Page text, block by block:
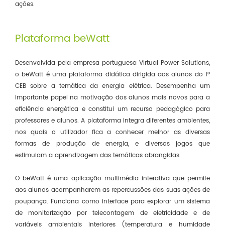
ações.
Plataforma beWatt
Desenvolvida pela empresa portuguesa Virtual Power Solutions,
o beWatt é uma plataforma didática dirigida aos alunos do 1º
CEB sobre a temática da energia elétrica. Desempenha um
importante papel na motivação dos alunos mais novos para a
eficiência energética e constitui um recurso pedagógico para
professores e alunos. A plataforma integra diferentes ambientes,
nos quais o utilizador fica a conhecer melhor as diversas
formas de produção de energia, e diversos jogos que
estimulam a aprendizagem das temáticas abrangidas.
O beWatt é uma aplicação multimédia interativa que permite
aos alunos acompanharem as repercussões das suas ações de
poupança. Funciona como interface para explorar um sistema
de monitorização por telecontagem de eletricidade e de
variáveis ambientais interiores (temperatura e humidade